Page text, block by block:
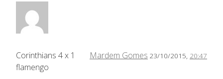
Mardem Gomes 23/10/2015, 20:47
Corinthians 4 x 1
flamengo